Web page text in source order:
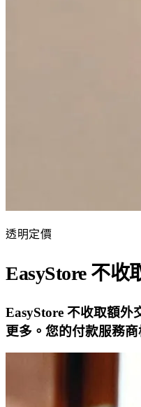
透明定價
EasyStore 不收
EasyStore 不收取額外
更多。您的付款服務